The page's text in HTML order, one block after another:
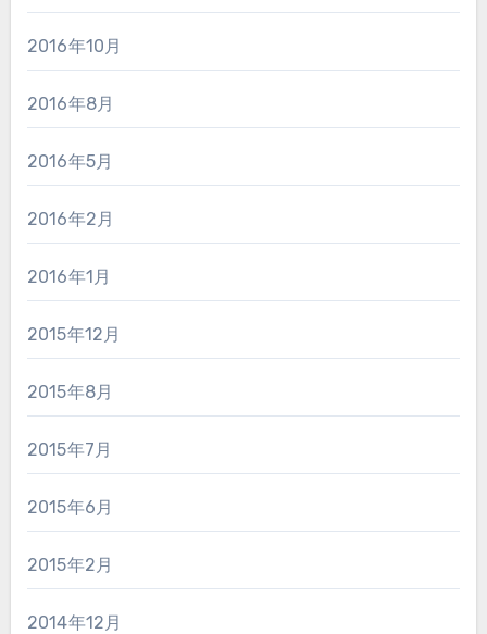
2016年10月
2016年8月
2016年5月
2016年2月
2016年1月
2015年12月
2015年8月
2015年7月
2015年6月
2015年2月
2014年12月